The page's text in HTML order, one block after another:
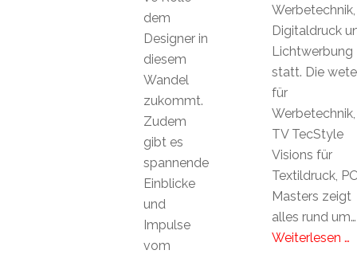
Werbetechnik,
Digitaldruck
Lichtwerbung
statt. Die
für
Werbetechnik,
TV TecStyle
Visions für
Textildruck,
Masters zeigt
alles rund um…
Weiterlesen …
dem
Designer in
diesem
Wandel
zukommt.
Zudem
gibt es
spannende
Einblicke
und
Impulse
vom